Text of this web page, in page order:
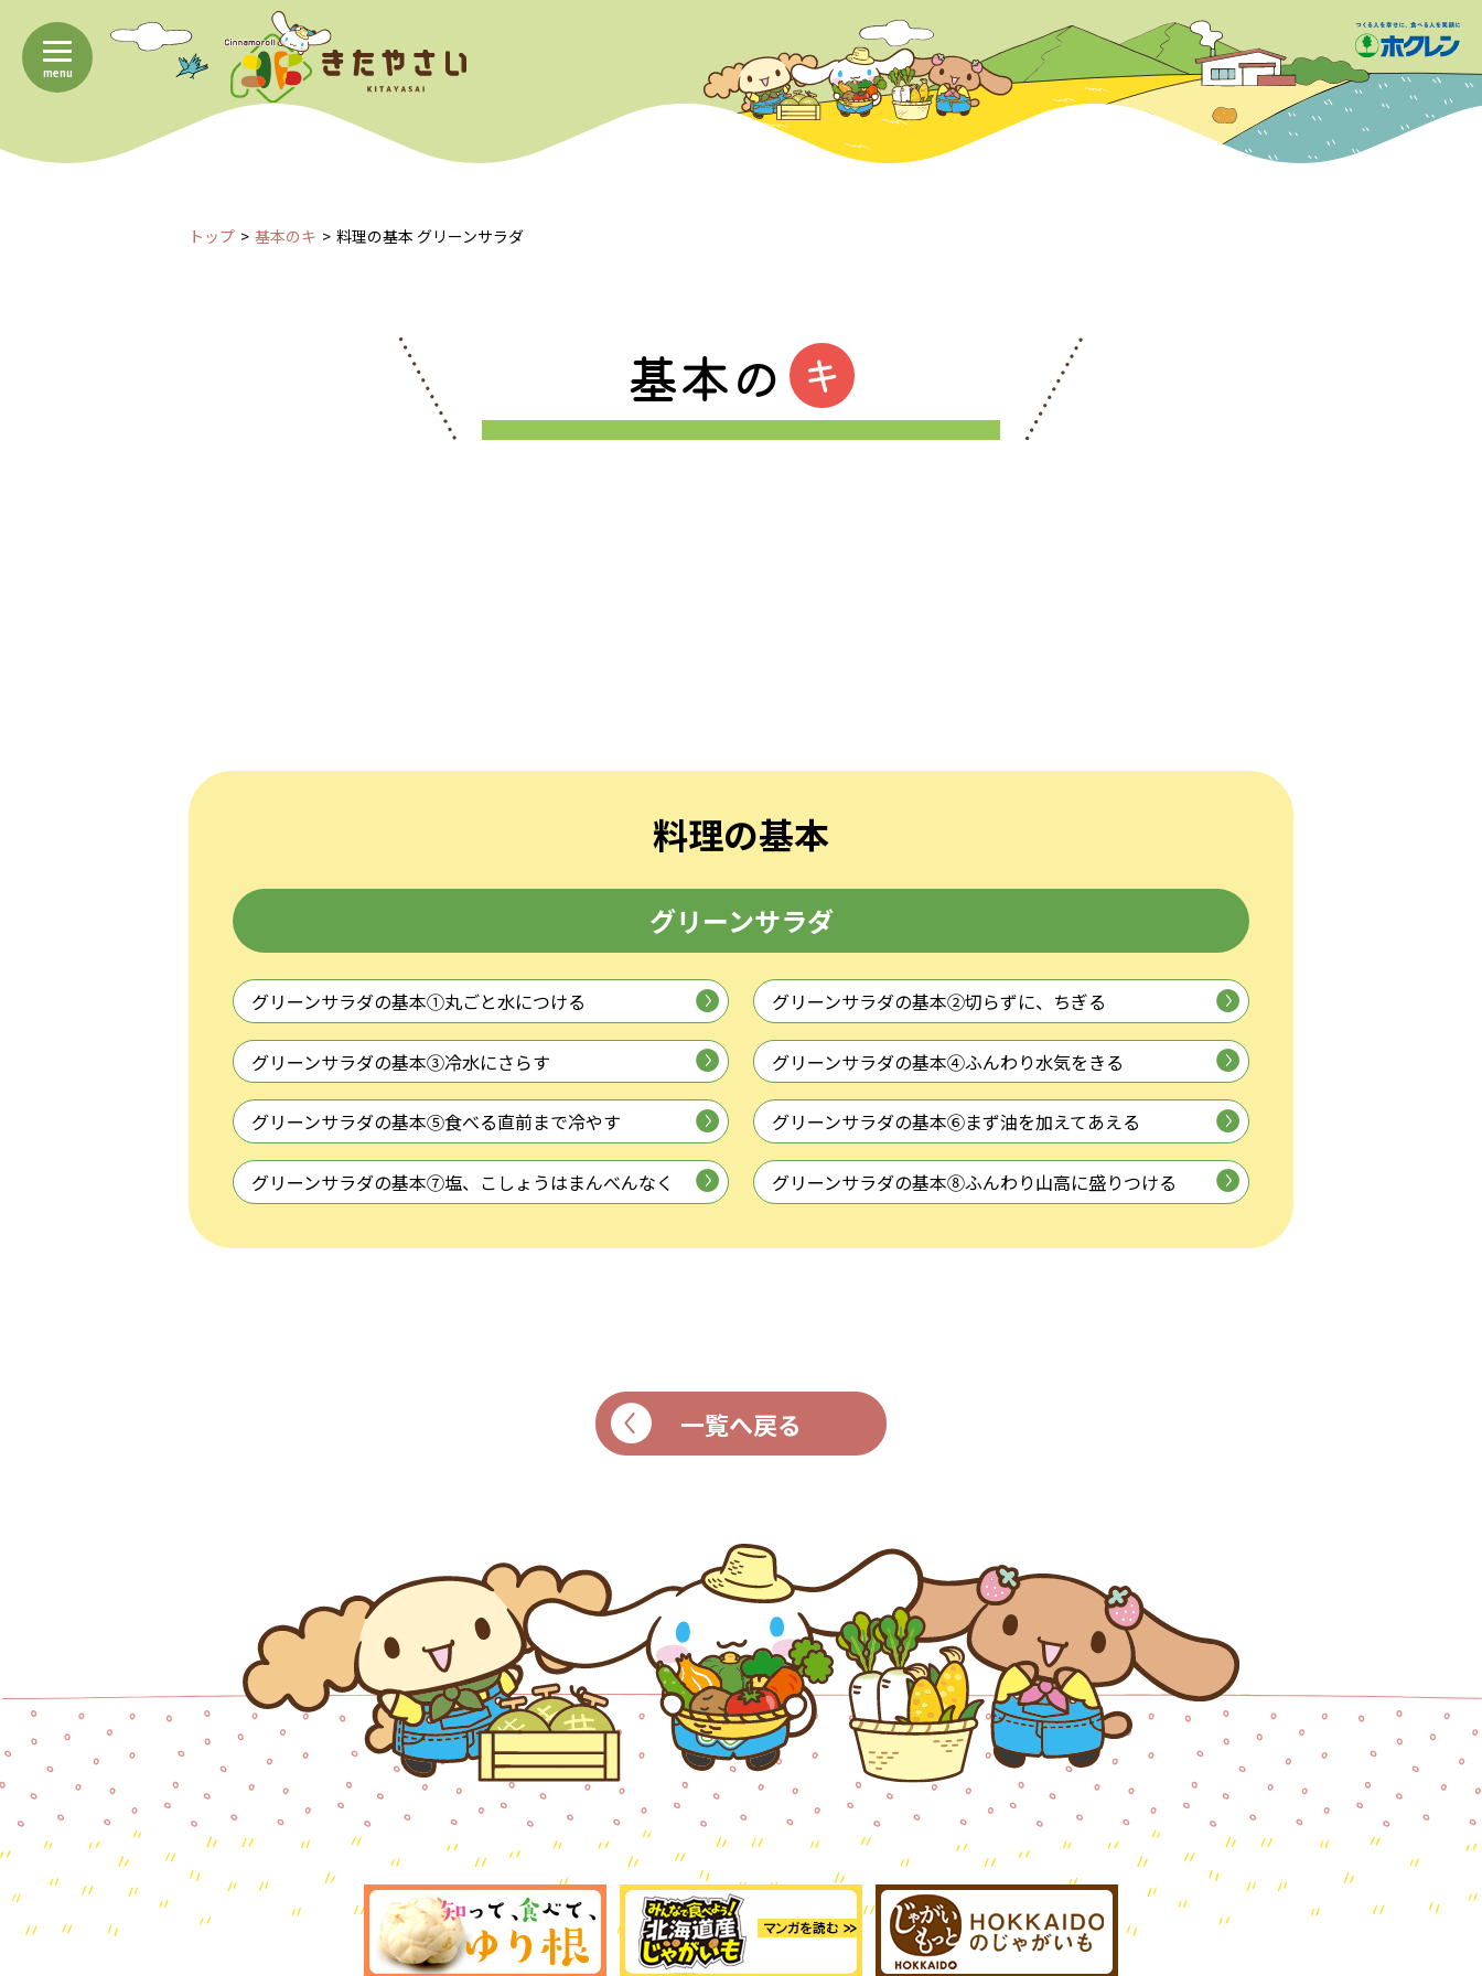
menu
トップ 基本のキ 料理の基本 グリーンサラダ
基本の キ
料理の基本
グリーンサラダ
グリーンサラダの基本①丸ごと水につける グリーンサラダの基本②切らずに、ちぎる
グリーンサラダの基本③冷水にさらす グリーンサラダの基本④ふんわり水気をきる
グリーンサラダの基本⑤食べる直前まで冷やす グリーンサラダの基本⑥まず油を加えてあえる
グリーンサラダの基本⑦塩、こしょうはまんべんなく グリーンサラダの基本⑧ふんわり山高に盛りつける
一覧へ戻る